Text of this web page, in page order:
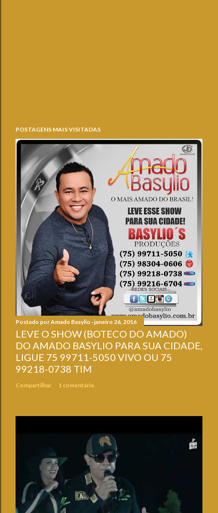
POSTAGENS MAIS VISITADAS
Postado porAmado Basylio janeiro 26, 2016
LEVE O SHOW (BOTECO DO AMADO)
DO AMADO BASYLIO PARA SUA CIDADE,
LIGUE 75 99711-5050 VIVO OU 75
99218-0738 TIM
Compartilhar 1 comentário